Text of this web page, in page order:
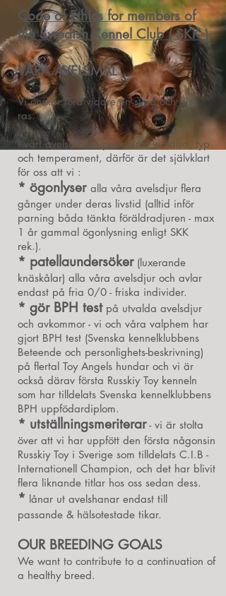
Code of Ethics for members of
the Swedish Kennel Club ( SKK )
VÅRA AVELSMÅL
Vi önskar föra vidare en sund och frisk
ras.
I vårt avelsarbete prioriterar vi hälsa, typ
och temperament, därför är det självklart
för oss att vi :
* ögonlyser alla våra avelsdjur flera
gånger under deras livstid (alltid inför
parning båda tänkta föräldradjuren - max
1 år gammal ögonlysning enligt SKK
rek.).
* patellaundersöker(luxerande
knäskålar) alla våra avelsdjur och avlar
endast på fria 0/0 - friska individer.
* gör BPH test på utvalda avelsdjur
och avkommor - vi och våra valphem har
gjort BPH test (Svenska kennelklubbens
Beteende och personlighets-beskrivning)
på flertal Toy Angels hundar och vi är
också därav första Russkiy Toy kenneln
som har tilldelats Svenska kennelklubbens
BPH uppfödardiplom.
* utställningsmeriterar- vi är stolta
över att vi har uppfött den första någonsin
Russkiy Toy i Sverige som tilldelats C.I.B -
Internationell Champion, och det har blivit
flera liknande titlar hos oss sedan dess.
* lånar ut avelshanar endast till
passande & hälsotestade tikar.
OUR BREEDING GOALS
We want to contribute to a continuation of
a healthy breed.